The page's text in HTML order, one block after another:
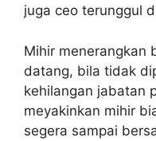
juga ceo terunggul
Mihir menerangkan
datang, bila tidak
kehilangan jabatan
meyakinkan mihir
segera sampai